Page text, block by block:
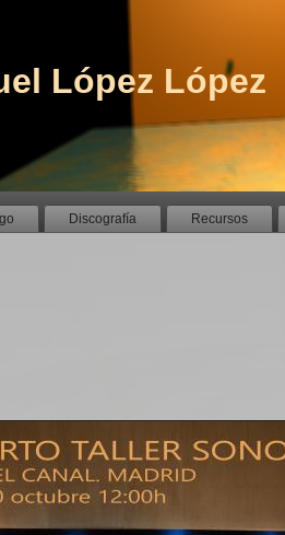
López López
Discografía Recursos